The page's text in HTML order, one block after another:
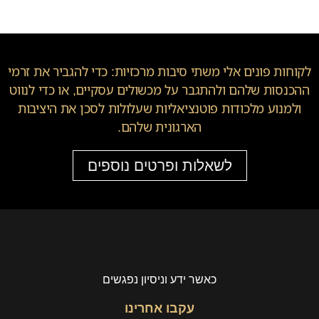
לקוחות פונים אלי משתי סיבות מרכזיות: כדי להגביר את זרמי
ההכנסות שלהם ולהתגבר על מכשולים עסקיים, או כדי לנווט
ולמנוע מלכודות פוטנציאליות שעלולות לסכן את היציבות
הארגונית שלהם.
לשאלות ופרטים נוספים
כאשר ידע וניסיון נפגשים
עקבו אחרינו